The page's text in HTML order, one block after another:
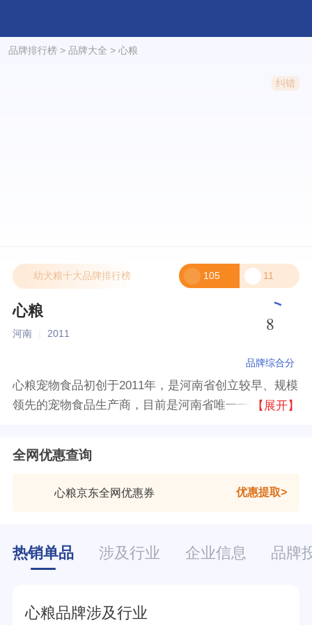
品牌排行榜> 品牌大全 > 心粮
纠错
幼犬粮十大品牌排行榜 105 11
心粮
河南 2011 8
品牌综合分
心粮宠物食品初创于2011年，是河南省创立较早、规模
领先的宠物食品生产商，目前是河南省唯一一家通过
粮、爱力克、汪的盛宴等三大品牌，近50款犬猫食品、
区，深受广大用户信赖。
【展开】
全网优惠查询
心粮京东全网优惠券 优惠提取
热销单品 涉及行业 企业信息 品牌
心粮品牌涉及行业